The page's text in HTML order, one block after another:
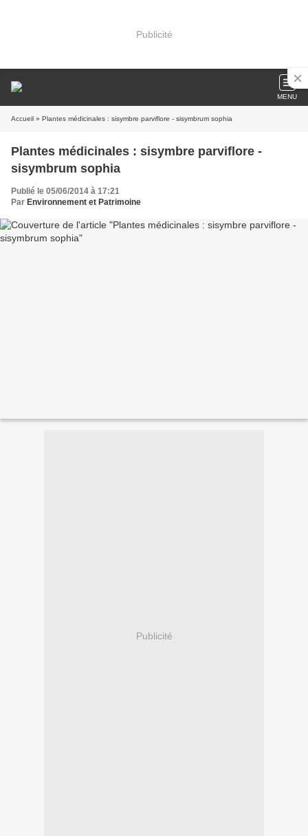
Publicité
MENU
Accueil » Plantes médicinales : sisymbre parviflore - sisymbrum sophia
Plantes médicinales : sisymbre parviflore -
sisymbrum sophia
Publié le 05/06/2014 à 17:21
Par Environnement et Patrimoine
Publicité